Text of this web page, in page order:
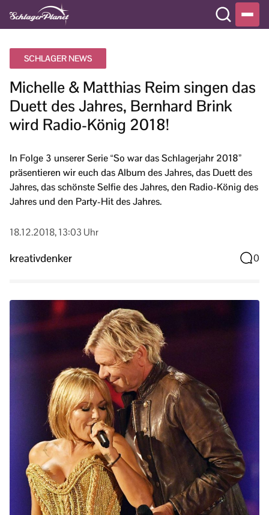
SCHLAGER NEWS
Michelle & Matthias Reim singen das
Duett des Jahres, Bernhard Brink
wird Radio-König 2018!
In Folge 3 unserer Serie “So war das Schlagerjahr 2018”
präsentieren wir euch das Album des Jahres, das Duett des
Jahres, das schönste Selfie des Jahres, den Radio-König des
Jahres und den Party-Hit des Jahres.
18.12.2018, 13:03 Uhr
kreativdenker 0